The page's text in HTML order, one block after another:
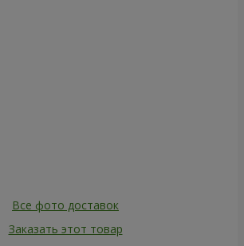
Все фото доставок
Заказать этот товар